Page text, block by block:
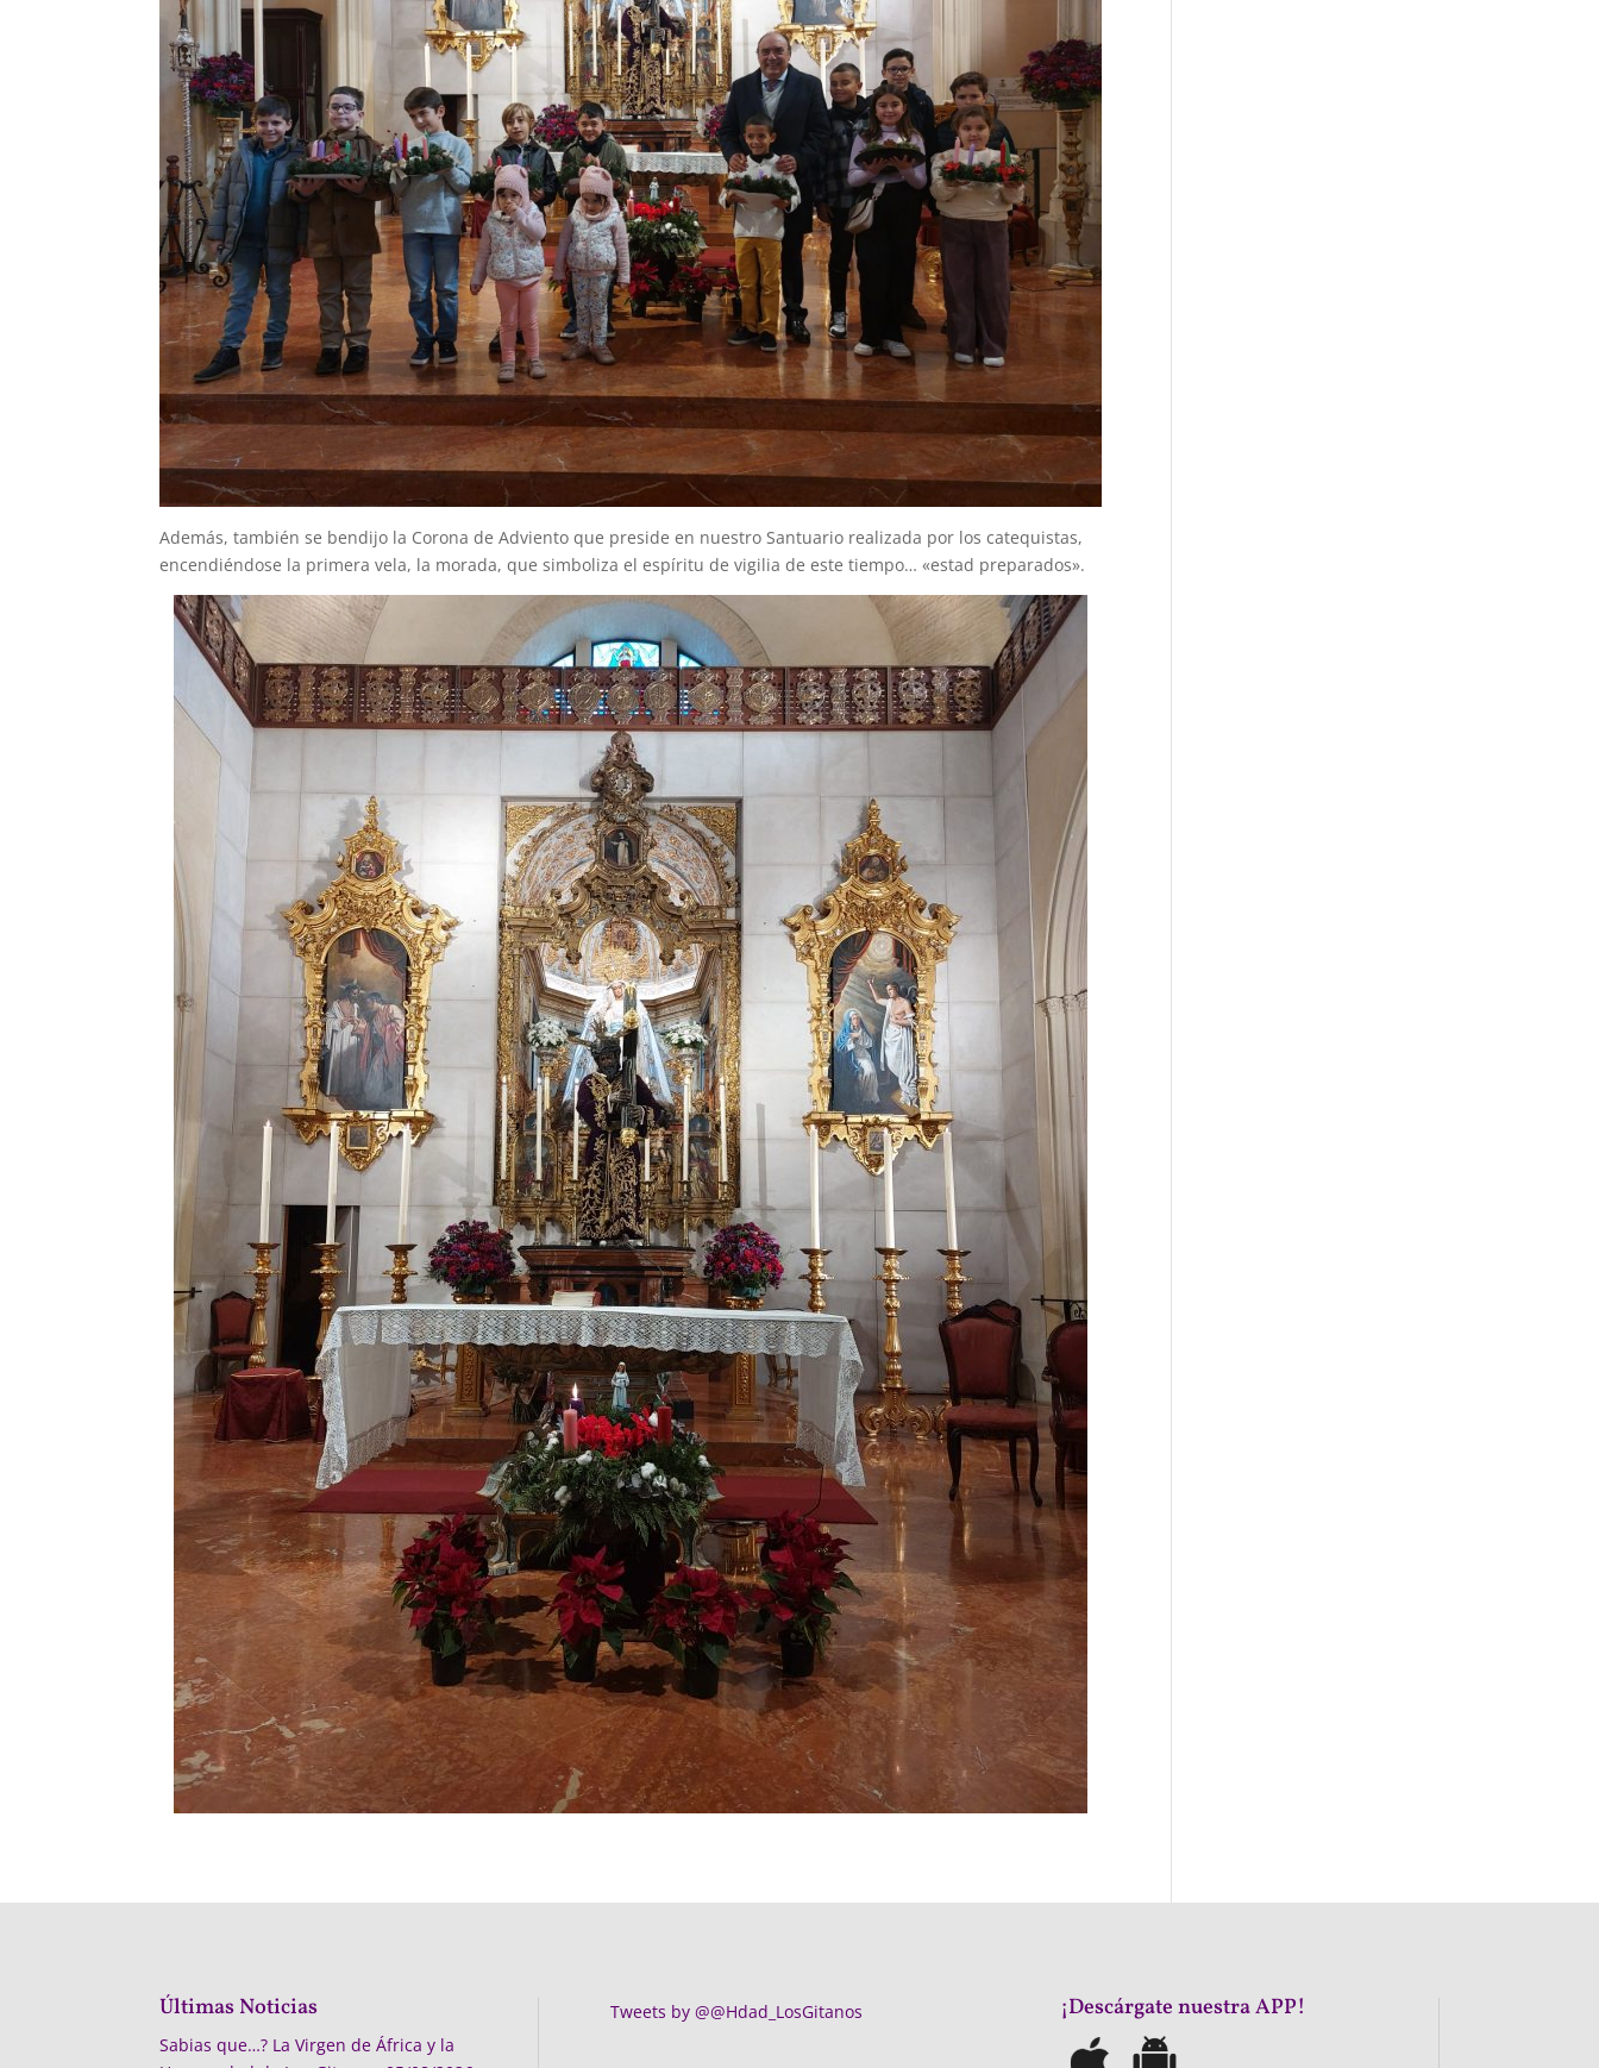
Además, también se bendijo la Corona de Adviento que preside en nuestro Santuario realizada por los catequistas,
encendiéndose la primera vela, la morada, que simboliza el espíritu de vigilia de este tiempo… «estad preparados».
Últimas Noticias
Sabias que…? La Virgen de África y la
Tweets by @@Hdad_LosGitanos ¡Descárgate nuestra APP!